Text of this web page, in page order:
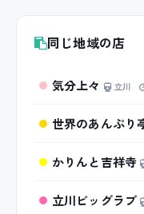
同じ地域の店
気分上々 立川
世界のあんぷり
かりんと吉祥寺
立川ビッグラブ